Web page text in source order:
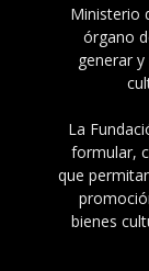
Ministerio
órgano
generar
La
formular,
que
bienes